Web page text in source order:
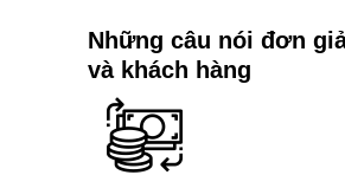
Những câu nói đơn
và khách hàng